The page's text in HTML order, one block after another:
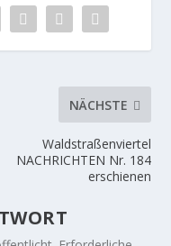
NÄCHSTE
Waldstraßenviertel
NACHRICHTEN Nr. 184
erschienen